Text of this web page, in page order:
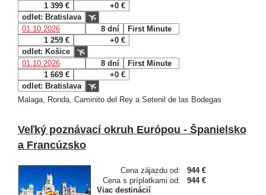
1 399 €
+0 €
odlet: Bratislava
01.10.2026
8 dní
First Minute
1 259 €
+0 €
odlet: Košice
01.10.2026
8 dní
First Minute
1 669 €
+0 €
odlet: Bratislava
Malaga, Ronda, Caminito del Rey a Setenil de las Bodegas
Veľký poznávací okruh Európou - Španielsko
a Francúzsko
Cena zájazdu od:
944 €
Cena s príplatkami od:
944 €
Viac destinácií